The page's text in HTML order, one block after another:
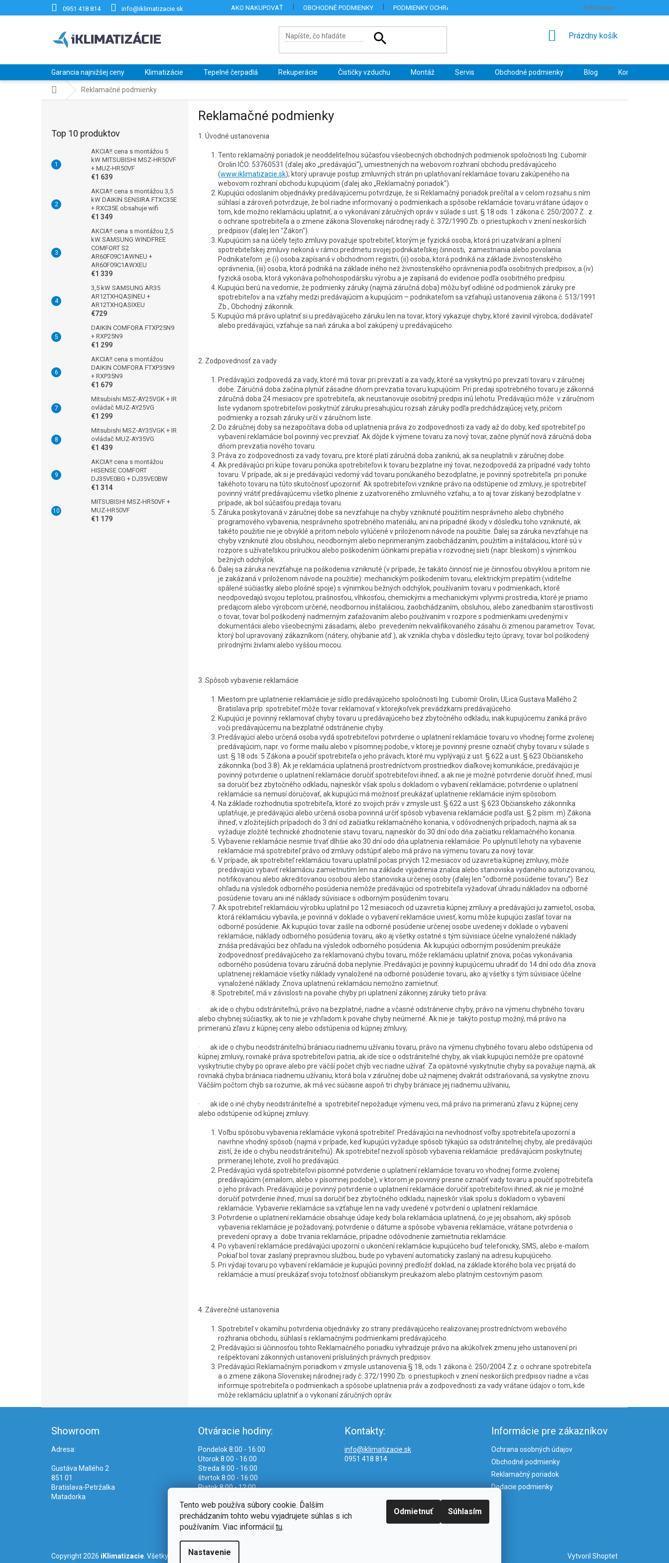
Tento web používa súbory cookie. Ďalším
prechádzaním tohto webu vyjadrujete súhlas s ich
používaním. Viac informáciítu.
Nastavenie
Odmietnuť Súhlasím
0951 418 814 info@iklimatizacie.sk AKO NAKUPOVAŤ OBCHODNÉ PODMIENKY PODMIENKY OCHRANY OSOBNÝCH ÚDAJOV HODNOTENIE OBCHODU
Prihlásenie
NÁKUPNÝ
Prázdny košík
Garancia najnižšej ceny Klimatizácie Tepelné čerpadlá Rekuperácie Čističky vzduchu Montáž Servis Obchodné podmienky Blog Kontakty
DomovReklamačné podmienky
Top 10 produktov
AKCIA!! cena s montážou 5
kW MITSUBISHI MSZ-HR50VF
+ MUZ-HR50VF
€1 639
AKCIA!! cena s montážou 3,5
kW DAIKIN SENSIRA FTXC35E
+ RXC35E obsahuje wifi
€1 349
AKCIA!! cena s montážou 2,5
kW SAMSUNG WINDFREE
COMFORT S2
AR60F09C1AWNEU +
AR60F09C1AWXEU
€1 339
3,5 kW SAMSUNG AR35
AR12TXHQASINEU +
AR12TXHQASIXEU
€729
DAIKIN COMFORA FTXP25N9
+ RXP25N9
€1 299
AKCIA!! cena s montážou
DAIKIN COMFORA FTXP35N9
+ RXP35N9
€1 679
Mitsubishi MSZ-AY25VGK + IR
ovládač MUZ-AY25VG
€1 299
Mitsubishi MSZ-AY35VGK + IR
ovládač MUZ-AY35VG
€1 439
AKCIA!! cena s montážou
HISENSE COMFORT
DJ35VE0BG + DJ35VE0BW
€1 314
MITSUBISHI MSZ-HR50VF +
MUZ-HR50VF
€1 179
Reklamačné podmienky
1. Úvodné ustanovenia
Tento reklamačný poriadok je neoddeliteľnou súčasťou všeobecných obchodných podmienok spoločnosti Ing. Ľubomír
Orolin IČO: 53760531 (ďalej ako „predávajúci“), umiestnených na webovom rozhraní obchodu predávajúceho
(www.iklimatizacie.sk), ktorý upravuje postup zmluvných strán pri uplatňovaní reklamácie tovaru zakúpeného na
webovom rozhraní obchodu kupujúcim (ďalej ako „Reklamačný poriadok“).
Kupujúci odoslaním objednávky predávajúcemu potvrdzuje, že si Reklamačný poriadok prečítal a v celom rozsahu s ním
súhlasí a zároveň potvrdzuje, že bol riadne informovaný o podmienkach a spôsobe reklamácie tovaru vrátane údajov o
tom, kde možno reklamáciu uplatniť, a o vykonávaní záručných opráv v súlade s ust. § 18 ods. 1 zákona č. 250/2007 Z . z.
o ochrane spotrebiteľa a o zmene zákona Slovenskej národnej rady č. 372/1990 Zb. o priestupkoch v znení neskorších
predpisov (ďalej len "Zákon").
Kupujúcim sa na účely tejto zmluvy považuje spotrebiteľ, ktorým je fyzická osoba, ktorá pri uzatváraní a plnení
spotrebiteľskej zmluvy nekoná v rámci predmetu svojej podnikateľskej činnosti, zamestnania alebo povolania.
Podnikateľom je (i) osoba zapísaná v obchodnom registri, (ii) osoba, ktorá podniká na základe živnostenského
oprávnenia, (iii) osoba, ktorá podniká na základe iného než živnostenského oprávnenia podľa osobitných predpisov, a (iv)
fyzická osoba, ktorá vykonáva poľnohospodársku výrobu a je zapísaná do evidencie podľa osobitného predpisu.
Kupujúci berú na vedomie, že podmienky záruky (najmä záručná doba) môžu byť odlišné od podmienok záruky pre
spotrebiteľov a na vzťahy medzi predávajúcim a kupujúcim – podnikateľom sa vzťahujú ustanovenia zákona č. 513/1991
Zb., Obchodný zákonník.
Kupujúci má právo uplatniť si u predávajúceho záruku len na tovar, ktorý vykazuje chyby, ktoré zavinil výrobca, dodávateľ
alebo predávajúci, vzťahuje sa naň záruka a bol zakúpený u predávajúceho.
2. Zodpovednosť za vady
Predávajúci zodpovedá za vady, ktoré má tovar pri prevzatí a za vady, ktoré sa vyskytnú po prevzatí tovaru v záručnej
dobe. Záručná doba začína plynúť zásadne dňom prevzatia tovaru kupujúcim. Pri predaji spotrebného tovaru je zákonná
záručná doba 24 mesiacov pre spotrebiteľa, ak neustanovuje osobitný predpis inú lehotu. Predávajúci môže v záručnom
liste vydanom spotrebiteľovi poskytnúť záruku presahujúcu rozsah záruky podľa predchádzajúcej vety, pričom
podmienky a rozsah záruky určí v záručnom liste.
Do záručnej doby sa nezapočítava doba od uplatnenia práva zo zodpovednosti za vady až do doby, keď spotrebiteľ po
vybavení reklamácie bol povinný vec prevziať. Ak dôjde k výmene tovaru za nový tovar, začne plynúť nová záručná doba
dňom prevzatia nového tovaru.
Práva zo zodpovednosti za vady tovaru, pre ktoré platí záručná doba zaniknú, ak sa neuplatnili v záručnej dobe.
Ak predávajúci pri kúpe tovaru ponúka spotrebiteľovi k tovaru bezplatne iný tovar, nezodpovedá za prípadné vady tohto
tovaru. V prípade, ak si je predávajúci vedomý vád tovaru ponúkaného bezodplatne, je povinný spotrebiteľa pri ponuke
takéhoto tovaru na túto skutočnosť upozorniť. Ak spotrebiteľovi vznikne právo na odstúpenie od zmluvy, je spotrebiteľ
povinný vrátiť predávajúcemu všetko plnenie z uzatvoreného zmluvného vzťahu, a to aj tovar získaný bezodplatne v
prípade, ak bol súčasťou predaja tovaru.
Záruka poskytovaná v záručnej dobe sa nevzťahuje na chyby vzniknuté použitím nesprávneho alebo chybného
programového vybavenia, nesprávneho spotrebného materiálu, ani na prípadné škody v dôsledku toho vzniknuté, ak
takéto použitie nie je obvyklé a pritom nebolo vylúčené v priloženom návode na použitie. Ďalej sa záruka nevzťahuje na
chyby vzniknuté zlou obsluhou, neodborným alebo neprimeraným zaobchádzaním, použitím a inštaláciou, ktoré sú v
rozpore s užívateľskou príručkou alebo poškodením účinkami prepätia v rozvodnej sieti (napr. bleskom) s výnimkou
bežných odchýlok.
Ďalej sa záruka nevzťahuje na poškodenia vzniknuté (v prípade, že takáto činnosť nie je činnosťou obvyklou a pritom nie
je zakázaná v priloženom návode na použitie): mechanickým poškodením tovaru, elektrickým prepätím (viditeľne
spálené súčiastky alebo plošné spoje) s výnimkou bežných odchýlok, používaním tovaru v podmienkach, ktoré
neodpovedajú svojou teplotou, prašnosťou, vlhkosťou, chemickými a mechanickými vplyvmi prostredia, ktoré je priamo
predajcom alebo výrobcom určené, neodbornou inštaláciou, zaobchádzaním, obsluhou, alebo zanedbaním starostlivosti
o tovar, tovar bol poškodený nadmerným zaťažovaním alebo používaním v rozpore s podmienkami uvedenými v
dokumentácii alebo všeobecnými zásadami, alebo prevedením nekvalifikovaného zásahu či zmenou parametrov. Tovar,
ktorý bol upravovaný zákazníkom (nátery, ohýbanie atď.), ak vznikla chyba v dôsledku tejto úpravy, tovar bol poškodený
prírodnými živlami alebo vyššou mocou.
3. Spôsob vybavenie reklamácie
Miestom pre uplatnenie reklamácie je sídlo predávajúceho spoločnosti Ing. Ľubomír Orolin, ULica Gustava Mallého 2
Bratislava príp. spotrebiteľ môže tovar reklamovať v ktorejkoľvek prevádzkarni predávajúceho.
Kupujúci je povinný reklamovať chyby tovaru u predávajúceho bez zbytočného odkladu, inak kupujúcemu zaniká právo
voči predávajúcemu na bezplatné odstránenie chyby.
Predávajúci alebo určená osoba vydá spotrebiteľovi potvrdenie o uplatnení reklamácie tovaru vo vhodnej forme zvolenej
predávajúcim, napr. vo forme mailu alebo v písomnej podobe, v ktorej je povinný presne označiť chyby tovaru v súlade s
ust. § 18 ods. 5 Zákona a poučiť spotrebiteľa o jeho právach, ktoré mu vyplývajú z ust. § 622 a ust. § 623 Občianskeho
zákonníka (bod 3.8). Ak je reklamácia uplatnená prostredníctvom prostriedkov diaľkovej komunikácie, predávajúci je
povinný potvrdenie o uplatnení reklamácie doručiť spotrebiteľovi ihneď; a ak nie je možné potvrdenie doručiť ihneď, musí
sa doručiť bez zbytočného odkladu, najneskôr však spolu s dokladom o vybavení reklamácie; potvrdenie o uplatnení
reklamácie sa nemusí doručovať, ak kupujúci má možnosť preukázať uplatnenie reklamácie iným spôsobom.
Na základe rozhodnutia spotrebiteľa, ktoré zo svojich práv v zmysle ust. § 622 a ust. § 623 Občianskeho zákonníka
uplatňuje, je predávajúci alebo určená osoba povinná určiť spôsob vybavenia reklamácie podľa ust. § 2 písm. m) Zákona
ihneď, v zložitejších prípadoch do 3 dní od začiatku reklamačného konania, v odôvodnených prípadoch, najmä ak sa
vyžaduje zložité technické zhodnotenie stavu tovaru, najneskôr do 30 dní odo dňa začiatku reklamačného konania.
Vybavenie reklamácie nesmie trvať dlhšie ako 30 dní odo dňa uplatnenia reklamácie . Po uplynutí lehoty na vybavenie
reklamácie má spotrebiteľ právo od zmluvy odstúpiť alebo má právo na výmenu tovaru za nový tovar.
V prípade, ak spotrebiteľ reklamáciu tovaru uplatnil počas prvých 12 mesiacov od uzavretia kúpnej zmluvy, môže
predávajúci vybaviť reklamáciu zamietnutím len na základe vyjadrenia znalca alebo stanoviska vydaného autorizovanou,
notifikovanou alebo akreditovanou osobou alebo stanoviska určenej osoby (ďalej len “odborné posúdenie tovaru“). Bez
ohľadu na výsledok odborného posúdenia nemôže predávajúci od spotrebiteľa vyžadovať úhradu nákladov na odborné
posúdenie tovaru ani iné náklady súvisiace s odborným posúdením tovaru.
Ak spotrebiteľ reklamáciu výrobku uplatnil po 12 mesiacoch od uzavretia kúpnej zmluvy a predávajúci ju zamietol, osoba,
ktorá reklamáciu vybavila, je povinná v doklade o vybavení reklamácie uviesť, komu môže kupujúci zaslať tovar na
odborné posúdenie. Ak kupujúci tovar zašle na odborné posúdenie určenej osobe uvedenej v doklade o vybavení
reklamácie, náklady odborného posúdenia tovaru, ako aj všetky ostatné s tým súvisiace účelne vynaložené náklady
znáša predávajúci bez ohľadu na výsledok odborného posúdenia. Ak kupujúci odborným posúdením preukáže
zodpovednosť predávajúceho za reklamovanú chybu tovaru, môže reklamáciu uplatniť znova; počas vykonávania
odborného posúdenia tovaru záručná doba neplynie. Predávajúci je povinný kupujúcemu uhradiť do 14 dní odo dňa znova
uplatnenej reklamácie všetky náklady vynaložené na odborné posúdenie tovaru, ako aj všetky s tým súvisiace účelne
vynaložené náklady. Znova uplatnenú reklamáciu nemožno zamietnuť.
Spotrebiteľ, má v závislosti na povahe chyby pri uplatnení zákonnej záruky tieto práva:
· ak ide o chybu odstrániteľnú, právo na bezplatné, riadne a včasné odstránenie chyby, právo na výmenu chybného tovaru
alebo chybnej súčiastky, ak to nie je vzhľadom k povahe chyby neúmerné. Ak nie je takýto postup možný, má právo na
primeranú zľavu z kúpnej ceny alebo odstúpenia od kúpnej zmluvy,
· ak ide o chybu neodstrániteľnú brániacu riadnemu užívaniu tovaru, právo na výmenu chybného tovaru alebo odstúpenia od
kúpnej zmluvy, rovnaké práva spotrebiteľovi patria, ak ide síce o odstrániteľné chyby, ak však kupujúci nemôže pre opätovné
vyskytnutie chyby po oprave alebo pre väčší počet chýb vec riadne užívať. Za opätovné vyskytnutie chyby sa považuje najmä, ak
rovnaká chyba brániaca riadnemu užívaniu, ktorá bola v záručnej dobe už najmenej dvakrát odstraňovaná, sa vyskytne znovu.
Väčším počtom chýb sa rozumie, ak má vec súčasne aspoň tri chyby brániace jej riadnemu užívaniu,
· ak ide o iné chyby neodstrániteľné a spotrebiteľ nepožaduje výmenu veci, má právo na primeranú zľavu z kúpnej ceny
alebo odstúpenie od kúpnej zmluvy.
Voľbu spôsobu vybavenia reklamácie vykoná spotrebiteľ. Predávajúci na nevhodnosť voľby spotrebiteľa upozorní a
navrhne vhodný spôsob (najmä v prípade, keď kupujúci vyžaduje spôsob týkajúci sa odstrániteľnej chyby, ale predávajúci
zistí, že ide o chybu neodstrániteľnú). Ak spotrebiteľ nezvolí spôsob vybavenia reklamácie predávajúcim poskytnutej
primeranej lehote, zvolí ho predávajúci.
Predávajúci vydá spotrebiteľovi písomné potvrdenie o uplatnení reklamácie tovaru vo vhodnej forme zvolenej
predávajúcim (emailom, alebo v písomnej podobe), v ktorom je povinný presne označiť vady tovaru a poučiť spotrebiteľa
o jeho právach. Predávajúci je povinný potvrdenie o uplatnení reklamácie doručiť spotrebiteľovi ihneď; ak nie je možné
doručiť potvrdenie ihneď, musí sa doručiť bez zbytočného odkladu, najneskôr však spolu s dokladom o vybavení
reklamácie . Vybavenie reklamácie sa vzťahuje len na vady uvedené v potvrdení o uplatnení reklamácie
Potvrdenie o uplatnení reklamácie obsahuje údaje kedy bola reklamácia uplatnená, čo je jej obsahom, aký spôsob
vybavenia reklamácie je požadovaný, potvrdenie o dátume a spôsobe vybavenia reklamácie, vrátane potvrdenia o
prevedení opravy a dobe trvania reklamácie, prípadne odôvodnenie zamietnutia reklamácie
Po vybavení reklamácie predávajúci upozorní o ukončení reklamácie kupujúceho buď telefonicky, SMS, alebo e-mailom.
Pokiaľ bol tovar zaslaný prepravnou službou, bude po vybavení automaticky zaslaný na adresu kupujúceho.
Pri výdaji tovaru po vybavení reklamácie je kupujúci povinný predložiť doklad, na základe ktorého bola vec prijatá do
reklamácie a musí preukázať svoju totožnosť občianskym preukazom alebo platným cestovným pasom.
4. Záverečné ustanovenia
Spotrebiteľ v okamihu potvrdenia objednávky zo strany predávajúceho realizovanej prostredníctvom webového
rozhrania obchodu, súhlasí s reklamačnými podmienkami predávajúceho.
Predávajúci si účinnosťou tohto Reklamačného poriadku vyhradzuje právo na akúkoľvek zmenu jeho ustanovení pri
rešpektovaní zákonných ustanovení príslušných právnych predpisov.
Predávajúci Reklamačným poriadkom v zmysle ustanovenia § 18, ods.1 zákona č. 250/2004 Z.z. o ochrane spotrebiteľa
a o zmene zákona Slovenskej národnej rady č. 372/1990 Zb. o priestupkoch v znení neskorších predpisov riadne a včas
informuje spotrebiteľa o podmienkach a spôsobe uplatnenia práv a zodpovednosti za vady vrátane údajov o tom, kde
môže reklamáciu uplatniť a o vykonaní záručných opráv.
Showroom
Adresa:
Gustáva Mallého 2
851 01
Bratislava-Petržalka
Matadorka
Otváracie hodiny:
Pondelok 8:00 - 16:00
Utorok 8:00 - 16:00
Streda 8:00 - 16:00
štvrtok 8:00 - 16:00
Piatok 8:00 - 12:00
Kontakty:
info@iklimatizacie.sk
0951 418 814
Informácie pre zákazníkov
Ochrana osobných údajov
Obchodné podmienky
Reklamačný poriadok
Dodacie podmienky
Vytvoril Shoptet
Copyright 2026 iKlimatizacie . Všetky práva vyhradené.Upraviť nastavenie cookies